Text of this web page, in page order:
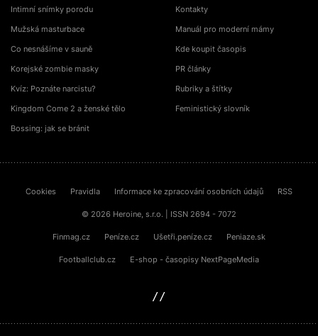
Intimní snímky porodu
Mužská masturbace
Co nesnášíme v sauně
Korejské zombie masky
Kvíz: Poznáte narcistu?
Kingdom Come 2 a ženské tělo
Bossing: jak se bránit
Kontakty
Manuál pro moderní mámy
Kde koupit časopis
PR články
Rubriky a štítky
Feministický slovník
Cookies Pravidla Informace ke zpracování osobních údajů RSS
© 2026 Heroine, s.r.o. | ISSN 2694 - 7072
Finmag.cz Peníze.cz Ušetři.peníze.cz Peniaze.sk
Footballclub.cz E-shop - časopisy NextPageMedia